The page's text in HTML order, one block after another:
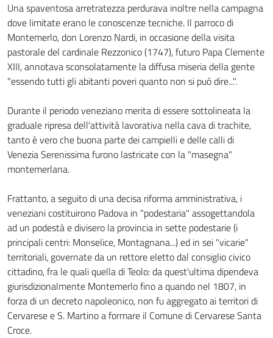
Una spaventosa arretratezza perdurava inoltre nella campagna
dove limitate erano le conoscenze tecniche. Il parroco di
Montemerlo, don Lorenzo Nardi, in occasione della visita
pastorale del cardinale Rezzonico (1747), futuro Papa Clemente
XIII, annotava sconsolatamente la diffusa miseria della gente
"essendo tutti gli abitanti poveri quanto non si può dire...".
Durante il periodo veneziano merita di essere sottolineata la
graduale ripresa dell'attività lavorativa nella cava di trachite,
tanto è vero che buona parte dei campielli e delle calli di
Venezia Serenissima furono lastricate con la "masegna"
montemerlana.
Frattanto, a seguito di una decisa riforma amministrativa, i
veneziani costituirono Padova in "podestaria" assogettandola
ad un podestà e divisero la provincia in sette podestarie (i
principali centri: Monselice, Montagnana...) ed in sei "vicarie"
territoriali, governate da un rettore eletto dal consiglio civico
cittadino, fra le quali quella di Teolo: da quest'ultima dipendeva
giurisdizionalmente Montemerlo fino a quando nel 1807, in
forza di un decreto napoleonico, non fu aggregato ai territori di
Cervarese e S. Martino a formare il Comune di Cervarese Santa
Croce.